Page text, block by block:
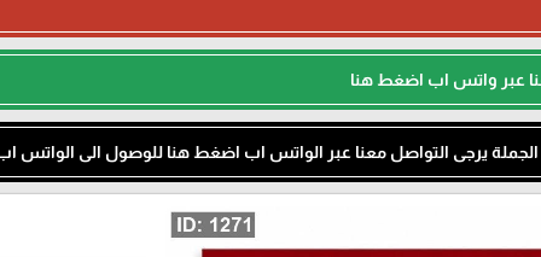
عبر واتس اب اضغط هنا
الجملة يرجى التواصل معنا عبر الواتس اب اضغط هنا للوصول الى الواتس